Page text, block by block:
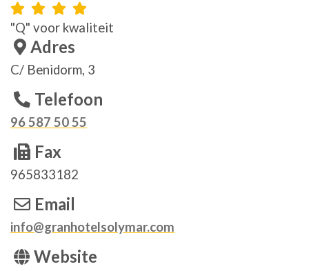
"Q" voor kwaliteit
Adres
C/ Benidorm, 3
Telefoon
96 587 50 55
Fax
965833182
Email
info@granhotelsolymar.com
Website